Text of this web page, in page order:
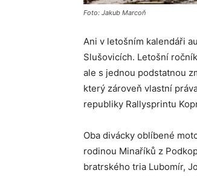
Foto: Jakub Marcoň
Ani v letošním kalendáři
Slušovicích. Letošní
ale s jednou podstatnou
který zároveň vlastní
republiky Rallysprintu
Oba divácky oblíbené
rodinou Minaříků z
bratrského tria Lubomír,